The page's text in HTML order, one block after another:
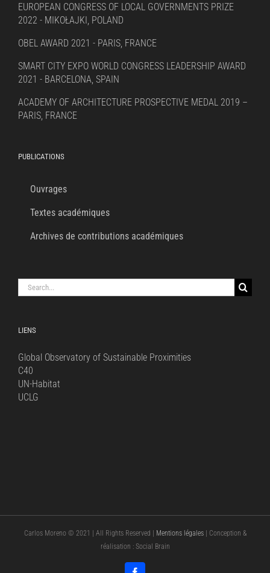
EUROPEAN CONGRESS OF LOCAL GOVERNMENTS PRIZE
2022 - MIKOŁAJKI, POLAND
OBEL AWARD 2021 - PARIS, FRANCE
SMART CITY EXPO WORLD CONGRESS LEADERSHIP AWARD
2021 - BARCELONA, SPAIN
ACADEMY OF ARCHITECTURE PROSPECTIVE MEDAL 2019 –
PARIS, FRANCE
PUBLICATIONS
Ouvrages
Textes académiques
Archives de contributions académiques
Search
for:
LIENS
Global Observatory of Sustainable Proximities
C40
UN-Habitat
UCLG
Carlos Moreno © 2021 | All Rights Reserved | Mentions légales| Conception &
réalisation : Social Brain